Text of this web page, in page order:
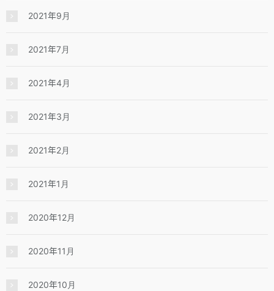
2021年9月
2021年7月
2021年4月
2021年3月
2021年2月
2021年1月
2020年12月
2020年11月
2020年10月